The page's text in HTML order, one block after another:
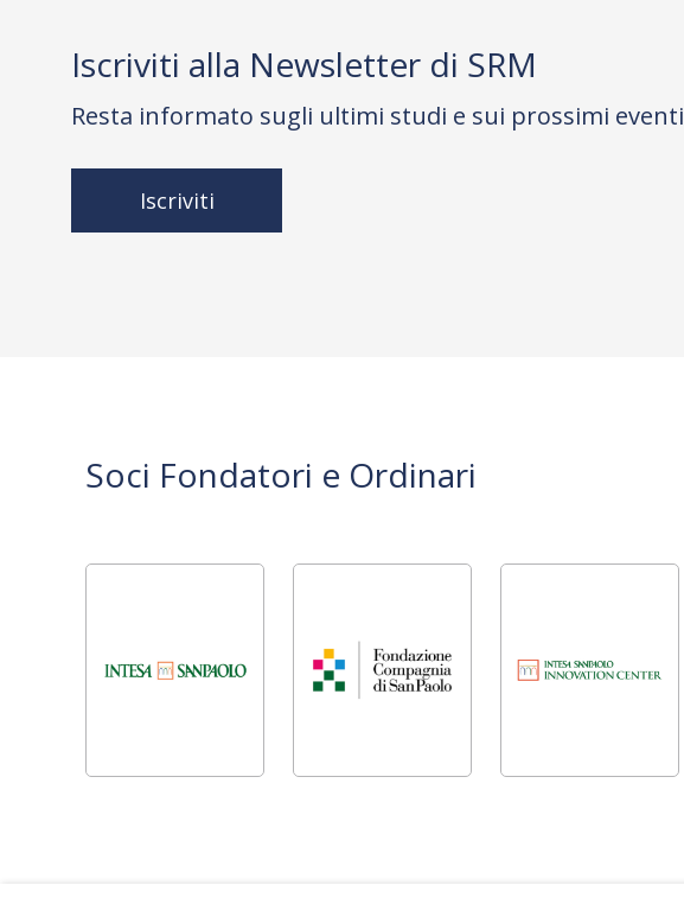
Iscriviti alla Newsletter di SRM
Resta informato sugli ultimi studi e sui prossimi eventi
Iscriviti
Soci Fondatori e Ordinari